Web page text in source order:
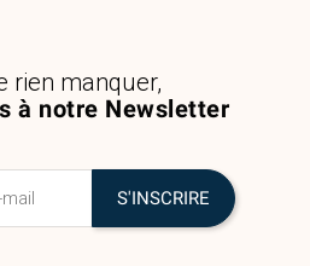
à notre Newsletter
rien manquer,